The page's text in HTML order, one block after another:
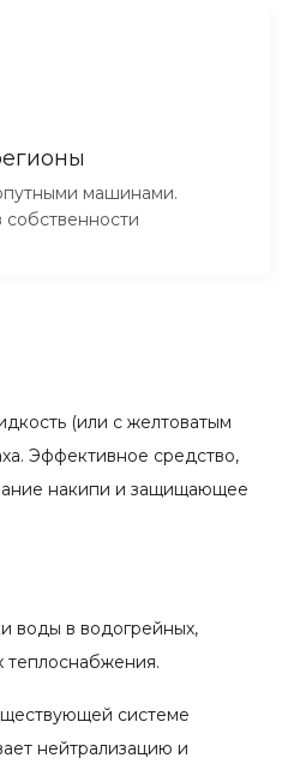
машинами.
собственности
(или с желтоватым
Эффективное средство,
накипи и защищающее
воды в водогрейных,
теплоснабжения.
системе
нейтрализацию и